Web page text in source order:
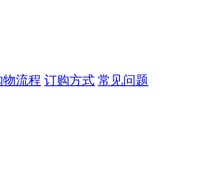
物流程 订购方式 常见问题